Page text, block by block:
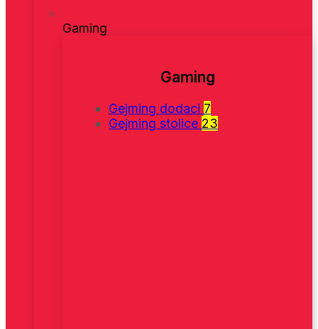
Gaming
Gaming
Gejming dodaci 7
Gejming stolice 23